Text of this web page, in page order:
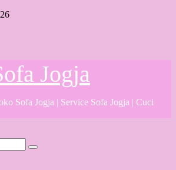
Jogja
Sofa Jogja | Service Sofa Jogja | Cuci